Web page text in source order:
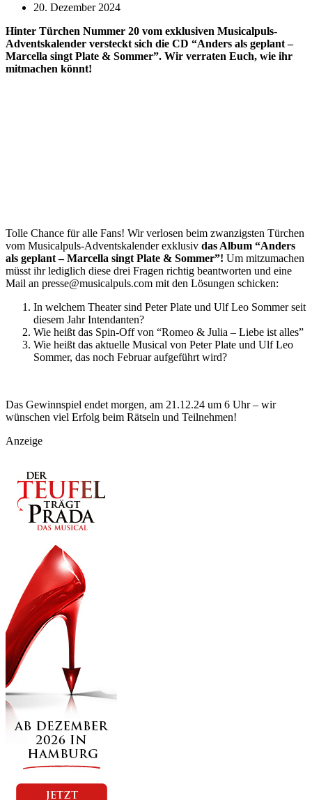
20. Dezember 2024
Hinter Türchen Nummer 20 vom exklusiven Musicalpuls-
Adventskalender versteckt sich die CD “Anders als geplant –
Marcella singt Plate & Sommer”. Wir verraten Euch, wie ihr
mitmachen könnt!
Tolle Chance für alle Fans! Wir verlosen beim zwanzigsten Türchen
vom Musicalpuls-Adventskalender exklusiv das Album “Anders
als geplant – Marcella singt Plate & Sommer”! Um mitzumachen
müsst ihr lediglich diese drei Fragen richtig beantworten und eine
Mail an presse@musicalpuls.com mit den Lösungen schicken:
In welchem Theater sind Peter Plate und Ulf Leo Sommer seit
diesem Jahr Intendanten?
Wie heißt das Spin-Off von “Romeo & Julia – Liebe ist alles”
Wie heißt das aktuelle Musical von Peter Plate und Ulf Leo
Sommer, das noch Februar aufgeführt wird?
Das Gewinnspiel endet morgen, am 21.12.24 um 6 Uhr – wir
wünschen viel Erfolg beim Rätseln und Teilnehmen!
Anzeige